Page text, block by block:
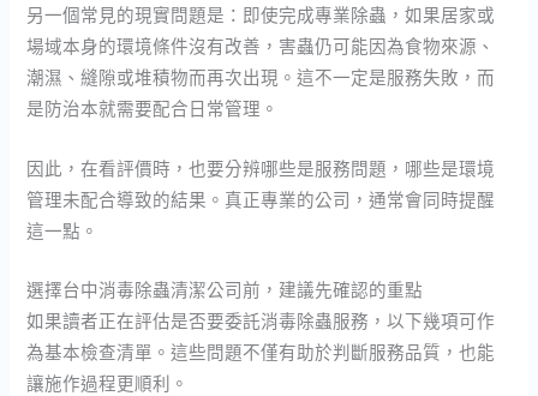
另一個常見的現實問題是：即使完成專業除蟲，如果居家或
場域本身的環境條件沒有改善，害蟲仍可能因為食物來源、
潮濕、縫隙或堆積物而再次出現。這不一定是服務失敗，而
是防治本就需要配合日常管理。
因此，在看評價時，也要分辨哪些是服務問題，哪些是環境
管理未配合導致的結果。真正專業的公司，通常會同時提醒
這一點。
選擇台中消毒除蟲清潔公司前，建議先確認的重點
如果讀者正在評估是否要委託消毒除蟲服務，以下幾項可作
為基本檢查清單。這些問題不僅有助於判斷服務品質，也能
讓施作過程更順利。